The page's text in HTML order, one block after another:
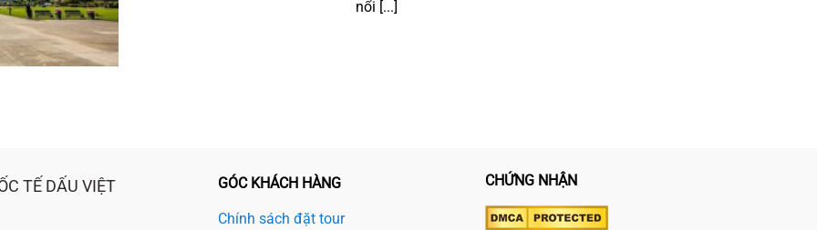
nổi [...]
TẾ DẤU VIỆT GÓC KHÁCH HÀNG
Chính sách đặt tour
CHỨNG NHẬN